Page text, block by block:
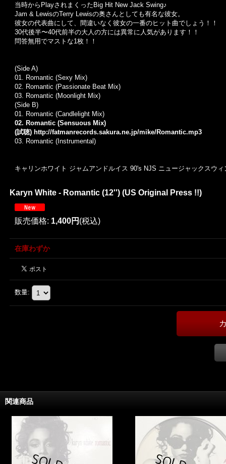
当時からPlayされまくったBig Hit New Jack Swing♪
Jam & LewisのTerry Lewisの奥さんとしても有名な彼女。
彼女の代表曲にして、間違いなく彼女の一番のヒット曲でしょう！！
30代後半〜40代前半の大人の方には異常に人気があります！！
問答無用でマストな1枚！！
(Side A)
01. Romantic (Sexy Mix)
02. Romantic (Passionate Beat Mix)
03. Romantic (Moonlight Mix)
(Side B)
01. Romantic (Candlelight Mix)
02. Romantic (Sensuous Mix)
(試聴) http://fatmanrecords.sakura.ne.jp/mike/Romantic.mp3
03. Romantic (Instrumental)
キャリンホワイト ジャムアンドルイス 90's NJS ニュージャックスウィ
Karyn White - Romantic (12'') (US Original Press !!)
販売価格: 1,400円 (税込)
在庫わずか
数量:
関連商品